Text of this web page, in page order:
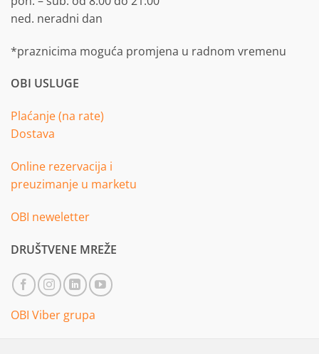
ned. neradni dan
*praznicima moguća promjena u radnom vremenu
OBI USLUGE
Plaćanje (na rate)
Dostava
Online rezervacija i
preuzimanje u marketu
OBI neweletter
DRUŠTVENE MREŽE
OBI Viber grupa